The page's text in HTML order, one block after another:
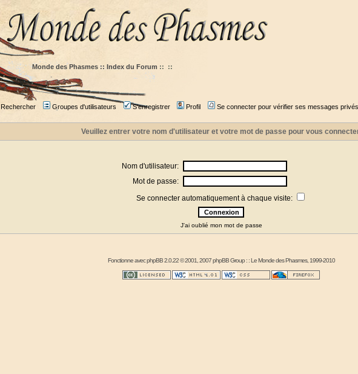
Monde des Phasmes :: Index du Forum :: ::
Rechercher Groupes d'utilisateurs S'enregistrer Profil Se connecter pour vérifier ses messages privés
Veuillez entrer votre nom d'utilisateur et votre mot de passe pour vous
Nom d'utilisateur:
Mot de passe:
Se connecter automatiquement à chaque visite:
J'ai oublié mon mot de passe
Fonctionne avecphpBB2.0.22 © 2001, 2007 phpBB Group : :Le Monde des Phasmes, 1999-2010